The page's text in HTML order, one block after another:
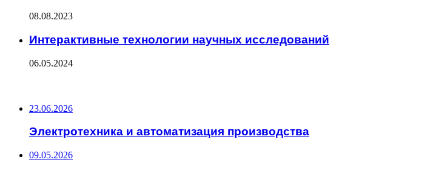
08.08.2023
Интерактивные технологии научных исследований
06.05.2024
23.06.2026
Электротехника и автоматизация производства
09.05.2026